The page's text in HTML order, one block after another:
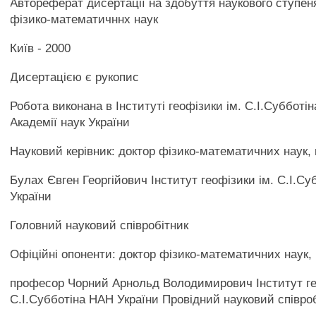
Автореферат дисертації на здобуття наукового
фізико-математичннх наук
Київ - 2000
Дисертацією є рукопис
Робота виконана в Інституті геофізики ім.
Академії наук України
Науковий керівник: доктор фізико-математичних
Булах Євген Георгійович Інститут геофізики ім.
України
Головний науковий співробітник
Офіційні опоненти: доктор фізико-математичних наук,
професор Чорний Арнольд Володимирович Інститут
С.І.Субботіна НАН України Провідний науковий